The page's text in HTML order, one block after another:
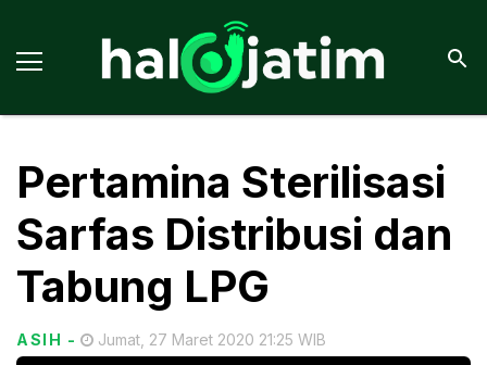
Pertamina Sterilisasi
Sarfas Distribusi dan
Tabung LPG
ASIH - Jumat, 27 Maret 2020 21:25 WIB